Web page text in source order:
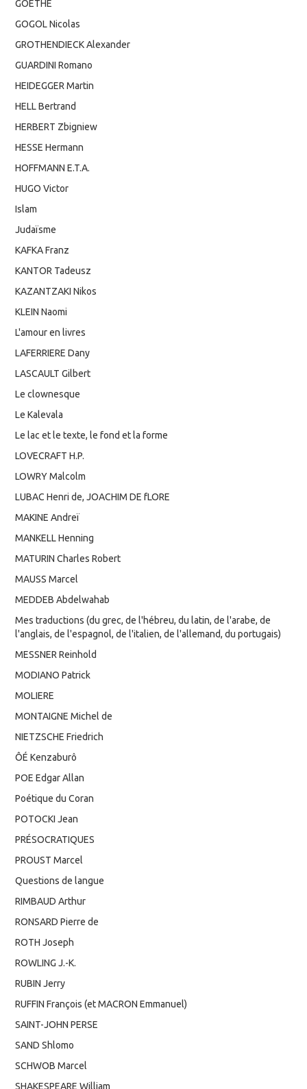
GOETHE
GOGOL Nicolas
GROTHENDIECK Alexander
GUARDINI Romano
HEIDEGGER Martin
HELL Bertrand
HERBERT Zbigniew
HESSE Hermann
HOFFMANN E.T.A.
HUGO Victor
Islam
Judaïsme
KAFKA Franz
KANTOR Tadeusz
KAZANTZAKI Nikos
KLEIN Naomi
L'amour en livres
LAFERRIERE Dany
LASCAULT Gilbert
Le clownesque
Le Kalevala
Le lac et le texte, le fond et la forme
LOVECRAFT H.P.
LOWRY Malcolm
LUBAC Henri de, JOACHIM DE fLORE
MAKINE Andreï
MANKELL Henning
MATURIN Charles Robert
MAUSS Marcel
MEDDEB Abdelwahab
Mes traductions (du grec, de l'hébreu, du latin, de l'arabe, de
l'anglais, de l'espagnol, de l'italien, de l'allemand, du portugais)
MESSNER Reinhold
MODIANO Patrick
MOLIERE
MONTAIGNE Michel de
NIETZSCHE Friedrich
ÔÉ Kenzaburô
POE Edgar Allan
Poétique du Coran
POTOCKI Jean
PRÉSOCRATIQUES
PROUST Marcel
Questions de langue
RIMBAUD Arthur
RONSARD Pierre de
ROTH Joseph
ROWLING J.-K.
RUBIN Jerry
RUFFIN François (et MACRON Emmanuel)
SAINT-JOHN PERSE
SAND Shlomo
SCHWOB Marcel
SHAKESPEARE William